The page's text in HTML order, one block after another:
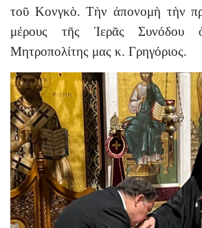
τοῦ Κονγκὸ. Τὴν ἀπονομὴ τὴν
μέρους τῆς Ἱερᾶς Συνόδου
Μητροπολίτης μας κ. Γρηγόριος.